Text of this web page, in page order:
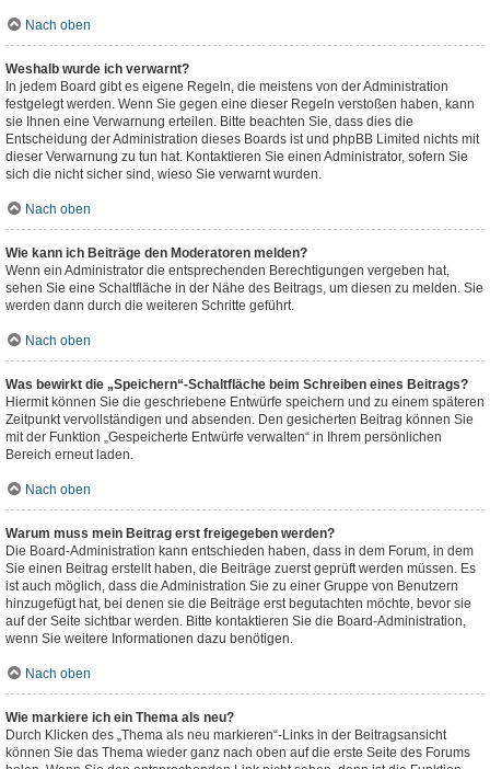
Nach oben
Weshalb wurde ich verwarnt?
In jedem Board gibt es eigene Regeln, die meistens von der Administration
festgelegt werden. Wenn Sie gegen eine dieser Regeln verstoßen haben, kann
sie Ihnen eine Verwarnung erteilen. Bitte beachten Sie, dass dies die
Entscheidung der Administration dieses Boards ist und phpBB Limited nichts mit
dieser Verwarnung zu tun hat. Kontaktieren Sie einen Administrator, sofern Sie
sich die nicht sicher sind, wieso Sie verwarnt wurden.
Nach oben
Wie kann ich Beiträge den Moderatoren melden?
Wenn ein Administrator die entsprechenden Berechtigungen vergeben hat,
sehen Sie eine Schaltfläche in der Nähe des Beitrags, um diesen zu melden. Sie
werden dann durch die weiteren Schritte geführt.
Nach oben
Was bewirkt die „Speichern“-Schaltfläche beim Schreiben eines Beitrags?
Hiermit können Sie die geschriebene Entwürfe speichern und zu einem späteren
Zeitpunkt vervollständigen und absenden. Den gesicherten Beitrag können Sie
mit der Funktion „Gespeicherte Entwürfe verwalten“ in Ihrem persönlichen
Bereich erneut laden.
Nach oben
Warum muss mein Beitrag erst freigegeben werden?
Die Board-Administration kann entschieden haben, dass in dem Forum, in dem
Sie einen Beitrag erstellt haben, die Beiträge zuerst geprüft werden müssen. Es
ist auch möglich, dass die Administration Sie zu einer Gruppe von Benutzern
hinzugefügt hat, bei denen sie die Beiträge erst begutachten möchte, bevor sie
auf der Seite sichtbar werden. Bitte kontaktieren Sie die Board-Administration,
wenn Sie weitere Informationen dazu benötigen.
Nach oben
Wie markiere ich ein Thema als neu?
Durch Klicken des „Thema als neu markieren“-Links in der Beitragsansicht
können Sie das Thema wieder ganz nach oben auf die erste Seite des Forums